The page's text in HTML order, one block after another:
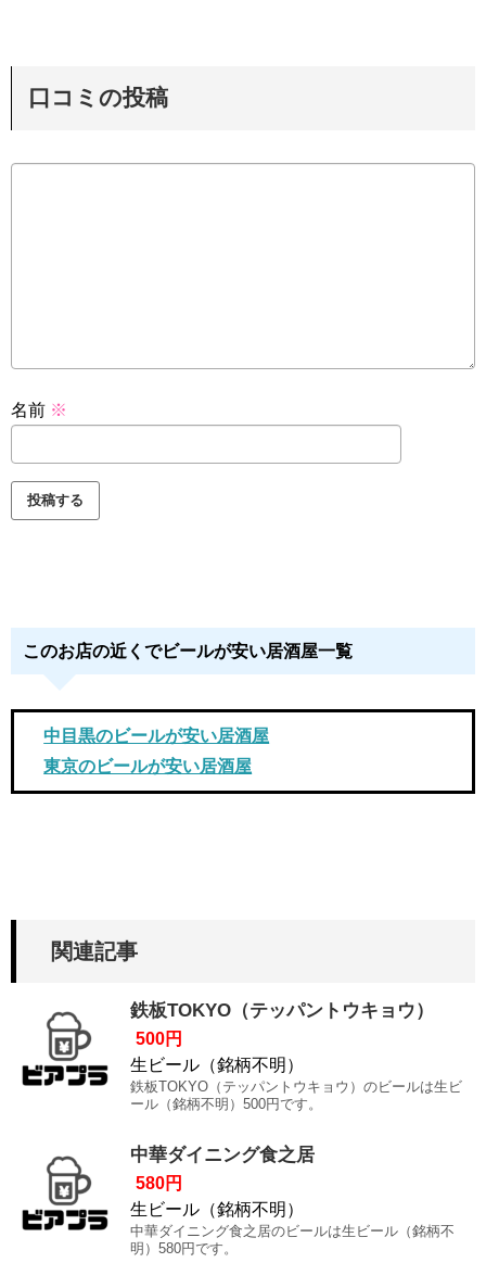
口コミの投稿
名前 ※
このお店の近くでビールが安い居酒屋一覧
中目黒のビールが安い居酒屋
東京のビールが安い居酒屋
関連記事
鉄板TOKYO（テッパントウキョウ）
500円
生ビール（銘柄不明）
鉄板TOKYO（テッパントウキョウ）のビールは生ビ
ール（銘柄不明）500円です。
中華ダイニング食之居
580円
生ビール（銘柄不明）
中華ダイニング食之居のビールは生ビール（銘柄不
明）580円です。